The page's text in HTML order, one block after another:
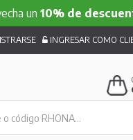
10% de descuentoen
INGRESAR COMO